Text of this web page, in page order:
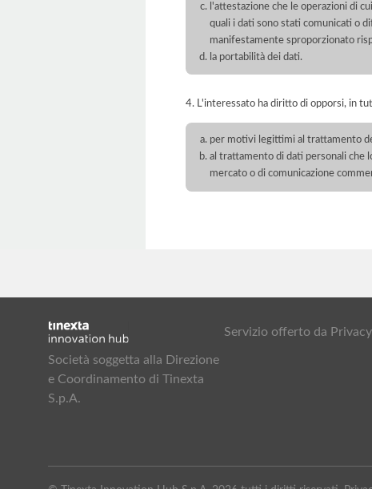
l'attestazione che le operazioni di
quali i dati sono stati comunicati o
manifestamente sproporzionato
la portabilità dei dati.
4. L'interessato ha diritto di opporsi, in
per motivi legittimi al trattamento
al trattamento di dati personali che
mercato o di comunicazione
Società soggetta alla Direzione
e Coordinamento di Tinexta
S.p.A.
Servizio offerto da